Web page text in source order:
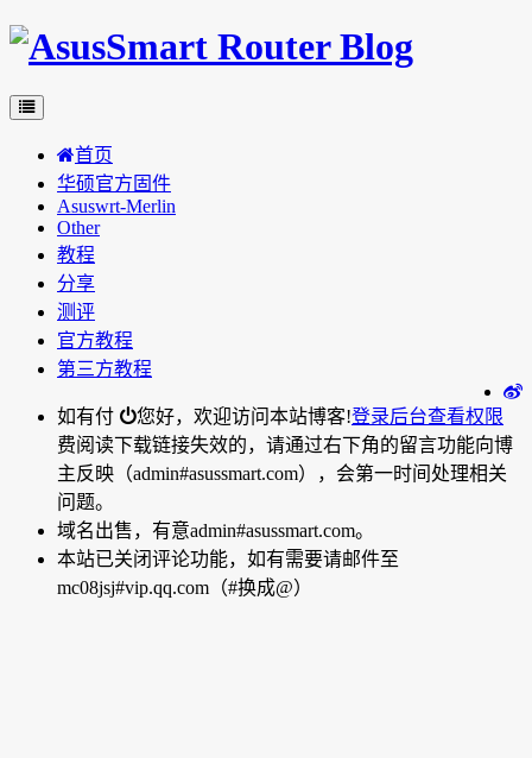
首页
华硕官方固件
Asuswrt-Merlin
Other
教程
分享
测评
官方教程
第三方教程
您好，欢迎访问本站博客!登录后台查看权限
如有付
费阅读下载链接失效的，请通过右下角的留言功能向博
主反映（admin#asussmart.com），会第一时间处理相关
问题。
域名出售，有意admin#asussmart.com。
本站已关闭评论功能，如有需要请邮件至
mc08jsj#vip.qq.com（#换成@）